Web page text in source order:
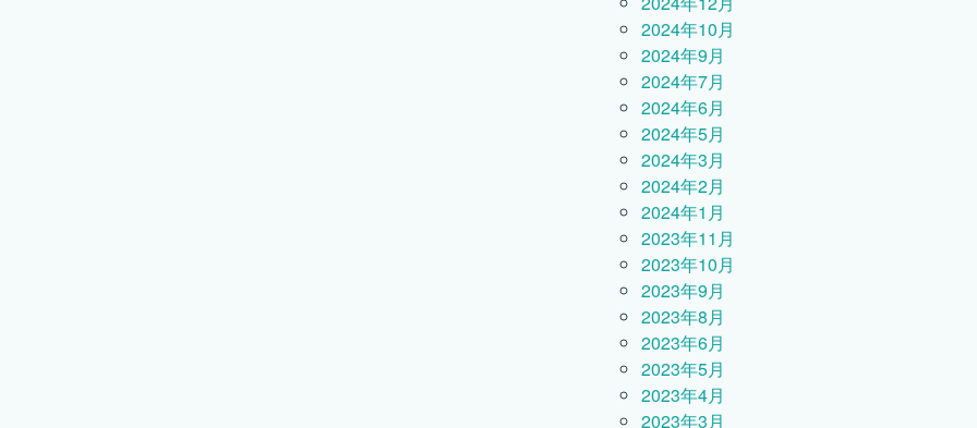
2024年10月
2024年9月
2024年7月
2024年6月
2024年5月
2024年3月
2024年2月
2024年1月
2023年11月
2023年10月
2023年9月
2023年8月
2023年6月
2023年5月
2023年4月
2023年3月